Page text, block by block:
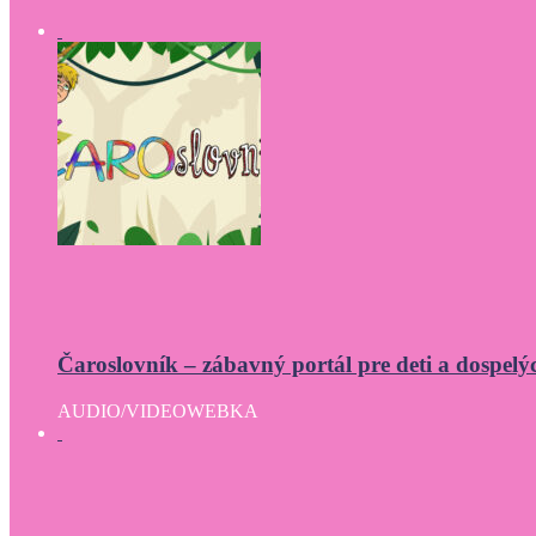
Čaroslovník – zábavný portál pre deti a
AUDIO/VIDEOWEBKA